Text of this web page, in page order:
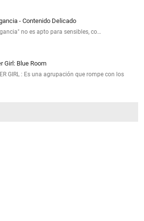
- Contenido Delicado
no es apto para sensibles, co…
Girl: Blue Room
GIRL : Es una agrupación que rompe con los